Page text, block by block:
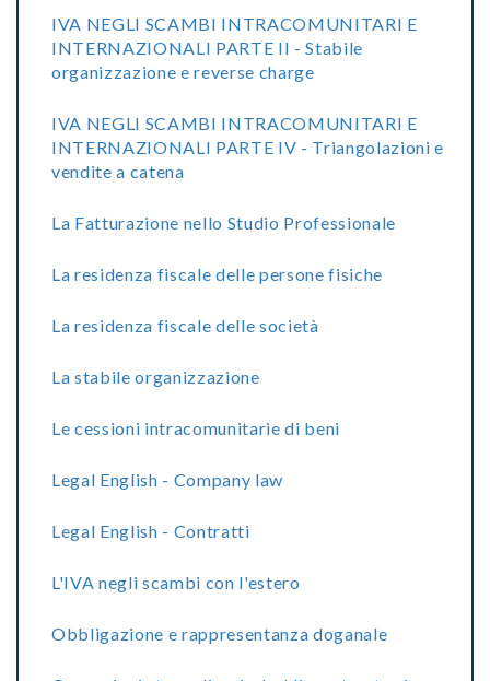
IVA NEGLI SCAMBI INTRACOMUNITARI E
INTERNAZIONALI PARTE II - Stabile
organizzazione e reverse charge
IVA NEGLI SCAMBI INTRACOMUNITARI E
INTERNAZIONALI PARTE IV - Triangolazioni e
vendite a catena
La Fatturazione nello Studio Professionale
La residenza fiscale delle persone fisiche
La residenza fiscale delle società
La stabile organizzazione
Le cessioni intracomunitarie di beni
Legal English - Company law
Legal English - Contratti
L'IVA negli scambi con l'estero
Obbligazione e rappresentanza doganale